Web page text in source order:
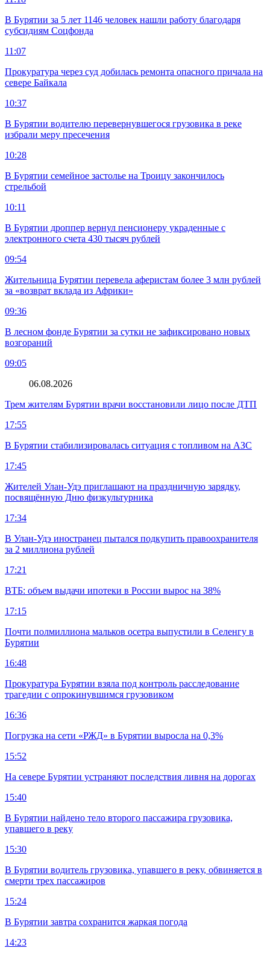
В Бурятии за 5 лет 1146 человек нашли работу благодаря
субсидиям Соцфонда
11:07
Прокуратура через суд добилась ремонта опасного причала на
севере Байкала
10:37
В Бурятии водителю перевернувшегося грузовика в реке
избрали меру пресечения
10:28
В Бурятии семейное застолье на Троицу закончилось
стрельбой
10:11
В Бурятии дроппер вернул пенсионеру украденные с
электронного счета 430 тысяч рублей
09:54
Жительница Бурятии перевела аферистам более 3 млн рублей
за «возврат вклада из Африки»
09:36
В лесном фонде Бурятии за сутки не зафиксировано новых
возгораний
09:05
06.08.2026
Трем жителям Бурятии врачи восстановили лицо после ДТП
17:55
В Бурятии стабилизировалась ситуация с топливом на АЗС
17:45
Жителей Улан-Удэ приглашают на праздничную зарядку,
посвящённую Дню физкультурника
17:34
В Улан-Удэ иностранец пытался подкупить правоохранителя
за 2 миллиона рублей
17:21
ВТБ: объем выдачи ипотеки в России вырос на 38%
17:15
Почти полмиллиона мальков осетра выпустили в Селенгу в
Бурятии
16:48
Прокуратура Бурятии взяла под контроль расследование
трагедии с опрокинувшимся грузовиком
16:36
Погрузка на сети «РЖД» в Бурятии выросла на 0,3%
15:52
На севере Бурятии устраняют последствия ливня на дорогах
15:40
В Бурятии найдено тело второго пассажира грузовика,
упавшего в реку
15:30
В Бурятии водитель грузовика, упавшего в реку, обвиняется в
смерти трех пассажиров
15:24
В Бурятии завтра сохранится жаркая погода
14:23